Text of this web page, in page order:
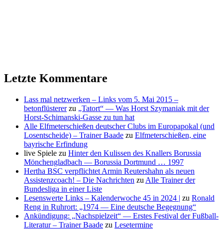
Letzte Kommentare
Lass mal netzwerken – Links vom 5. Mai 2015 –
betonflüstererzu „Tatort“ — Was Horst Szymaniak mit der
Horst-Schimanski-Gasse zu tun hat
Alle Elfmeterschießen deutscher Clubs im Europapokal (und
Losentscheide) – Trainer Baade zu Elfmeterschießen, eine
bayrische Erfindung
live Spiele zu Hinter den Kulissen des Knallers Borussia
Mönchengladbach — Borussia Dortmund … 1997
Hertha BSC verpflichtet Armin Reutershahn als neuen
Assistenzcoach! – Die Nachrichten zu Alle Trainer der
Bundesliga in einer Liste
Lesenswerte Links – Kalenderwoche 45 in 2024 | zu Ronald
Reng in Ruhrort: „1974 — Eine deutsche Begegnung“
Ankündigung: „Nachspielzeit“ — Erstes Festival der Fußball-
Literatur – Trainer Baade zu Lesetermine